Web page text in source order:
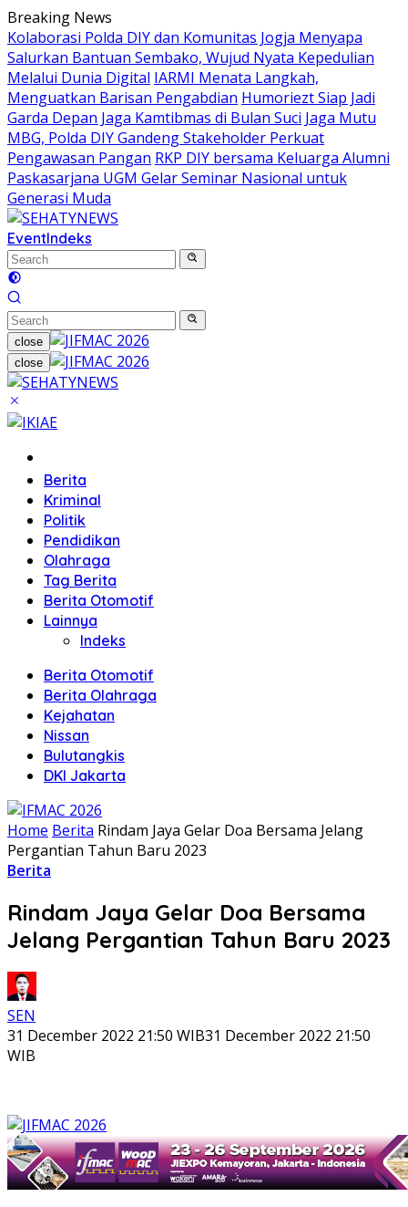
Skip
to
content
Breaking News
Kolaborasi Polda DIY dan Komunitas Jogja Menyapa
Salurkan Bantuan Sembako, Wujud Nyata Kepedulian
Melalui Dunia Digital IARMI Menata Langkah,
Menguatkan Barisan Pengabdian Humoriezt Siap Jadi
Garda Depan Jaga Kamtibmas di Bulan Suci Jaga Mutu
MBG, Polda DIY Gandeng Stakeholder Perkuat
Pengawasan Pangan RKP DIY bersama Keluarga Alumni
Paskasarjana UGM Gelar Seminar Nasional untuk
Generasi Muda
EventIndeks
close
close
Berita
Kriminal
Politik
Pendidikan
Olahraga
Tag Berita
Berita Otomotif
Lainnya
Indeks
Berita Otomotif
Berita Olahraga
Kejahatan
Nissan
Bulutangkis
DKI Jakarta
Home Berita Rindam Jaya Gelar Doa Bersama Jelang
Pergantian Tahun Baru 2023
Berita
Rindam Jaya Gelar Doa Bersama
Jelang Pergantian Tahun Baru 2023
SEN
31 December 2022 21:50 WIB31 December 2022 21:50
WIB